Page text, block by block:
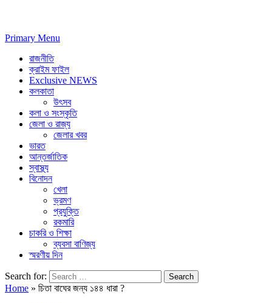
Primary Menu
রাজনীতি
ক্রাইম ফাইল
Exclusive NEWS
কলকাতা
উৎসব
কলা ও সংস্কৃতি
জেলা ও রাজ্য
জেলার খবর
ভারত
আন্তর্জাতিক
স্বাস্থ্য
বিনোদন
খেলা
ভ্রমণ
প্রযুক্তি
রকমারি
চাকরি ও শিক্ষা
ব্যবসা বাণিজ্য
স্মরণীয় দিন
Search for:
Home » চিতা বাঘের জন্য ১৪৪ ধারা ?